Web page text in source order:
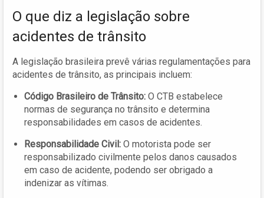
O que diz a legislação sobre
acidentes de trânsito
A legislação brasileira prevê várias regulamentações para
acidentes de trânsito, as principais incluem:
Código Brasileiro de Trânsito: O CTB estabelece
normas de segurança no trânsito e determina
responsabilidades em casos de acidentes.
Responsabilidade Civil: O motorista pode ser
responsabilizado civilmente pelos danos causados
em caso de acidente, podendo ser obrigado a
indenizar as vítimas.